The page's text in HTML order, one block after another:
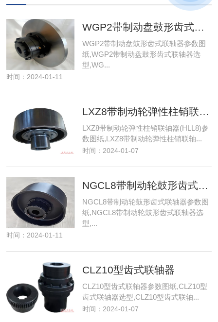
WGP2带制动盘鼓形齿式联轴器
WGP2带制动盘鼓形齿式联轴器参数图
纸,WGP2带制动盘鼓形齿式联轴器选
型,WG...
时间：2024-01-11
LXZ8带制动轮弹性柱销联轴器(HLL8)
LXZ8带制动轮弹性柱销联轴器(HLL8)参
数图纸,LXZ8带制动轮弹性柱销联轴...
时间：2024-01-07
NGCL8带制动轮鼓形齿式联轴器
NGCL8带制动轮鼓形齿式联轴器参数图
纸,NGCL8带制动轮鼓形齿式联轴器选
型,...
时间：2024-01-11
CLZ10型齿式联轴器
CLZ10型齿式联轴器参数图纸,CLZ10型
齿式联轴器选型,CLZ10型齿式联轴...
时间：2024-01-07